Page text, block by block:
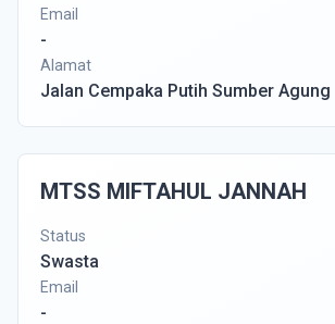
Email
-
Alamat
Jalan Cempaka Putih Sumber Agung
MTSS MIFTAHUL JANNAH
Status
Swasta
Email
-